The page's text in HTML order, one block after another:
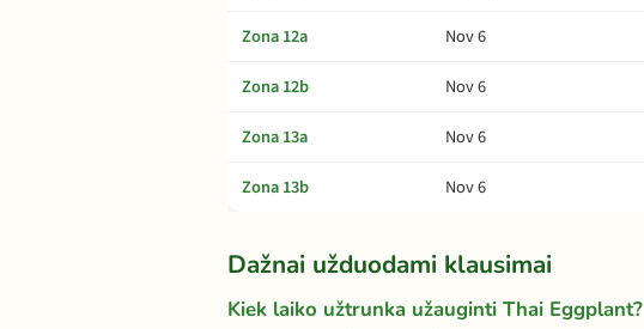
Zona 12a
Nov 6
Zona 12b
Nov 6
Zona 13a
Nov 6
Zona 13b
Nov 6
Dažnai užduodami klausimai
Kiek laiko užtrunka užauginti Thai Eggplant?